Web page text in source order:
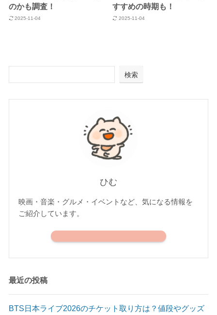
のかも調査！
2025-11-04
すすめの時期も！
2025-11-04
検索
ひむ
映画・音楽・グルメ・イベントなど、気になる情報を
ご紹介しています。
最近の投稿
BTS日本ライブ2026のチケット取り方は？値段やグッズ